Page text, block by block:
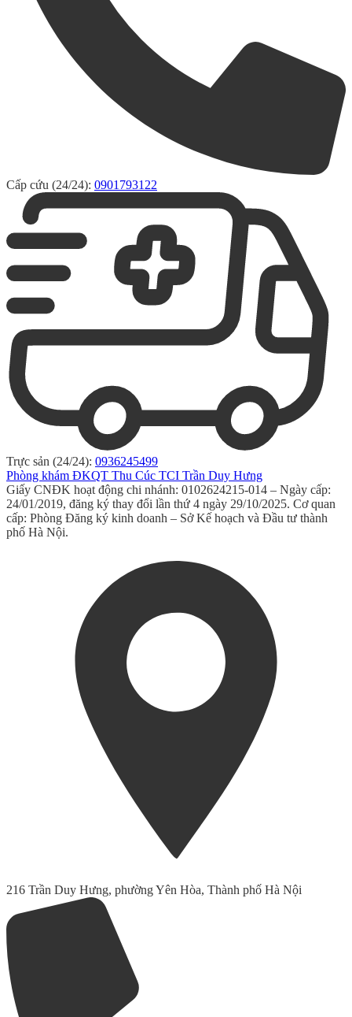
Cấp cứu (24/24): 0901793122
Trực sản (24/24): 0936245499
Phòng khám ĐKQT Thu Cúc TCI Trần Duy Hưng
Giấy CNĐK hoạt động chi nhánh: 0102624215-014 – Ngày cấp:
24/01/2019, đăng ký thay đổi lần thứ 4 ngày 29/10/2025. Cơ quan
cấp: Phòng Đăng ký kinh doanh – Sở Kế hoạch và Đầu tư thành
phố Hà Nội.
216 Trần Duy Hưng, phường Yên Hòa, Thành phố Hà Nội